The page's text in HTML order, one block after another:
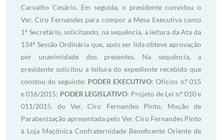
Carvalho Cesário. Em seguida, o presidente convidou o
Ver. Ciro Fernandes para compor a Mesa Executiva como
1º Secretário, solicitando, na sequência, a leitura da Ata da
134ª Sessão Ordinária que, após ser lida obteve aprovação
por unanimidade dos presentes. Na sequência, a
presidente solicitou a leitura do expediente recebido que
constou do seguinte: PODER EXECUTIVO: Ofícios n.º 015
e 016/2015; PODER LEGISLATIVO: Projeto de Lei n.º 010 e
011/2015, do Ver. Ciro Fernandes Pinto; Moção de
Parabenização apresentada pelo Ver. Ciro Fernandes Pinto
à Loja Maçônica Confraternidade Beneficente Oriente de